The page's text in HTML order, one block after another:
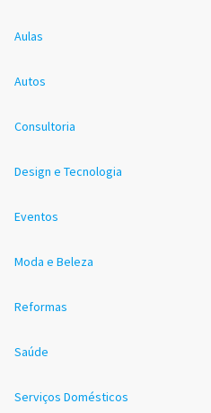
Aulas
Autos
Consultoria
Design e Tecnologia
Eventos
Moda e Beleza
Reformas
Saúde
Serviços Domésticos